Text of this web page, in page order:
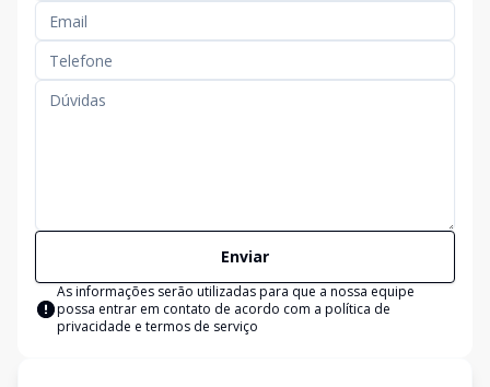
Enviar
As informações serão utilizadas para que a nossa equipe
possa entrar em contato de acordo com a política de
privacidade e termos de serviço